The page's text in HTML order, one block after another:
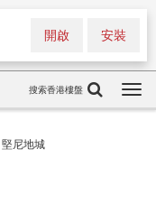
安裝
開啟
搜索香港樓盤
堅尼地城